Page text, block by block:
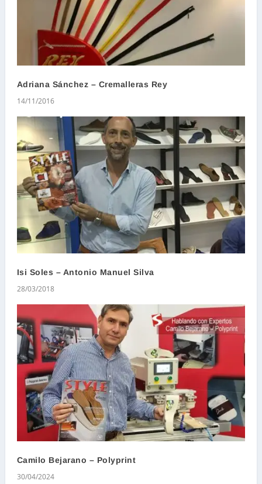
Adriana Sánchez – Cremalleras Rey
14/11/2016
Isi Soles – Antonio Manuel Silva
28/03/2018
Camilo Bejarano – Polyprint
30/04/2024